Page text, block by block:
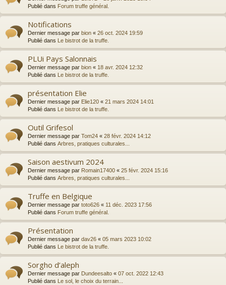
Publié dans Forum truffe général.
Notifications
Dernier message par bion « 26 oct. 2024 19:59
Publié dans
Le bistrot de la truffe.
PLUi Pays Salonnais
Dernier message par bion « 18 avr. 2024 12:32
Publié dans
Le bistrot de la truffe.
présentation Elie
Dernier message par Elie120 « 21 mars 2024 14:01
Publié dans
Le bistrot de la truffe.
Outil Grifesol
Dernier message par Tom24 « 28 févr. 2024 14:12
Publié dans Arbres, pratiques culturales...
Saison aestivum 2024
Dernier message par Romain17400 « 25 févr. 2024 15:16
Publié dans Arbres, pratiques culturales...
Truffe en Belgique
Dernier message par toto626 « 11 déc. 2023 17:56
Publié dans Forum truffe général.
Présentation
Dernier message par dav26 « 05 mars 2023 10:02
Publié dans
Le bistrot de la truffe.
Sorgho d’aleph
Dernier message par Dundeesalto « 07 oct. 2022 12:43
Publié dans
Le sol, le choix du terrain...